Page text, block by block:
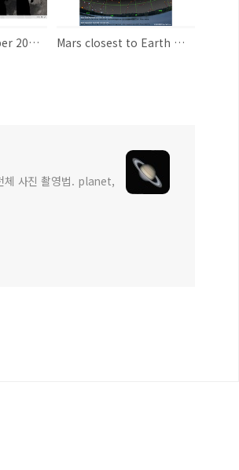
What's Up: October 2020 2020년 10월의 주요 천문 현상 Mars closest to Earth October 6 화성의 지구 최접근 10월 6일
체 사진 촬영법. planet,